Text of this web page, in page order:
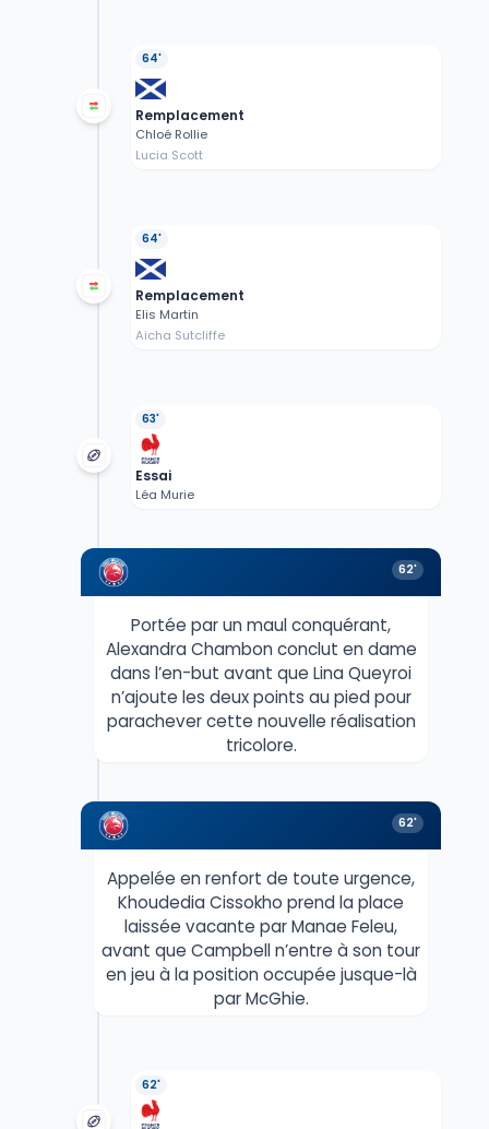
64'
Remplacement
Chloé Rollie
Lucia Scott
64'
Remplacement
Elis Martin
Aicha Sutcliffe
63'
Essai
Léa Murie
62'
Portée par un maul conquérant,
Alexandra Chambon conclut en dame
dans l’en-but avant que Lina Queyroi
n’ajoute les deux points au pied pour
parachever cette nouvelle réalisation
tricolore.
62'
Appelée en renfort de toute urgence,
Khoudedia Cissokho prend la place
laissée vacante par Manae Feleu,
avant que Campbell n’entre à son tour
en jeu à la position occupée jusque-là
par McGhie.
62'